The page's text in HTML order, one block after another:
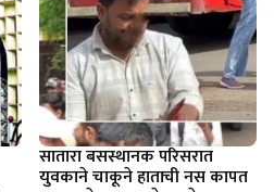
सातारा बसस्थानक परिसरात
युवकाने चाकूने हाताची नस कापत